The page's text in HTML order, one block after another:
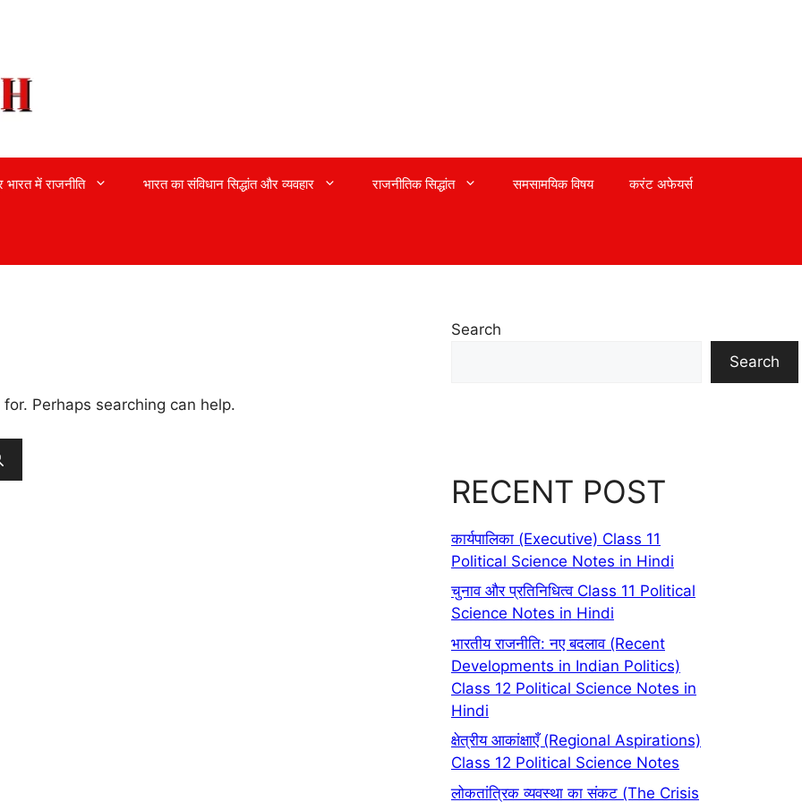
भारत में राजनीति भारत का संविधान सिद्धांत और व्यवहार राजनीतिक सिद्धांत समसामयिक विषय करंट अफेयर्स
Perhaps searching can help.
Search
Search
RECENT POST
कार्यपालिका (Executive) Class 11
Political Science Notes in Hindi
चुनाव और प्रतिनिधित्व Class 11 Political
Science Notes in Hindi
भारतीय राजनीति: नए बदलाव (Recent
Developments in Indian Politics)
Class 12 Political Science Notes in
Hindi
क्षेत्रीय आकांक्षाएँ (Regional Aspirations)
Class 12 Political Science Notes
लोकतांत्रिक व्यवस्था का संकट (The Crisis